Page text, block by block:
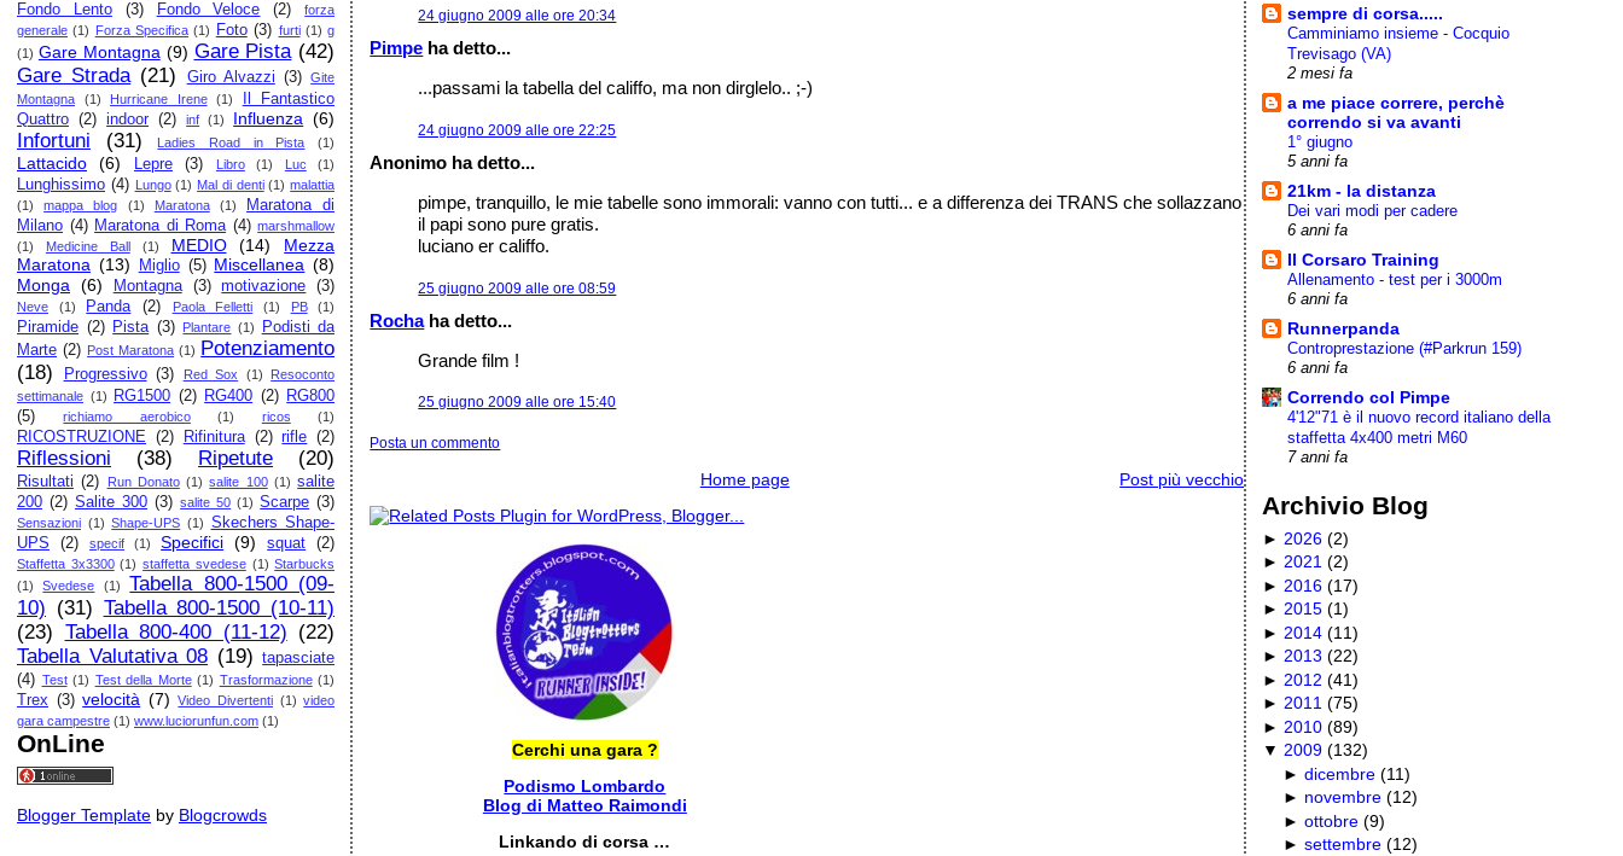
Fondo Lento (3) Fondo Veloce (2)
forza
generale (1) Forza Specifica (1) Foto (3) furti (1) g
(1) Gare Montagna (9) Gare Pista (42)
Gare Strada (21) Giro Alvazzi (3)
Gite
Montagna
(1) Hurricane Irene (1)
Il Fantastico
Quattro (2) indoor (2) inf (1) Influenza (6)
Infortuni (31) Ladies Road in Pista (1)
Lattacido (6) Lepre (3) Libro (1) Luc (1)
Lunghissimo (4) Lungo (1) Mal di denti (1) malattia
(1)
mappa blog (1) Maratona (1)
Maratona di
Milano (4) Maratona di Roma (4) marshmallow
(1)
Medicine Ball (1) MEDIO (14)
Mezza
Maratona (13) Miglio (5) Miscellanea (8)
Monga
(6) Montagna (3) motivazione (3)
Neve (1) Panda (2) Paola Felletti (1) PB (1)
Piramide (2) Pista (3) Plantare (1)
Podisti da
Marte (2) Post Maratona (1) Potenziamento
(18)
Progressivo (3) Red Sox (1)
Resoconto
settimanale (1) RG1500 (2) RG400 (2) RG800
(5)
richiamo aerobico (1) ricos (1)
RICOSTRUZIONE (2) Rifinitura (2) rifle (2)
Riflessioni (38) Ripetute (20)
Risultati (2) Run Donato (1) salite 100 (1) salite
200 (2) Salite 300 (3) salite 50 (1) Scarpe (3)
Sensazioni (1) Shape-UPS (1) Skechers Shape-
UPS
(2) specif (1) Specifici (9) squat (2)
Staffetta 3x3300 (1) staffetta svedese (1) Starbucks
(1)
Svedese (1)
Tabella 800-1500 (09-
10) (31) Tabella 800-1500 (10-11)
(23) Tabella 800-400 (11-12) (22)
Tabella Valutativa 08 (19) tapasciate
(4) Test (1) Test della Morte (1) Trasformazione (1)
Trex (3) velocità (7) Video Divertenti (1) video
gara campestre (1) www.luciorunfun.com (1)
OnLine
Blogger Template by Blogcrowds
24 giugno 2009 alle ore 20:34
Pimpe ha detto...
...passami la tabella del califfo, ma non dirglelo.. ;-)
24 giugno 2009 alle ore 22:25
Anonimo ha detto...
pimpe, tranquillo, le mie tabelle sono immorali: vanno con tutti... e a differenza dei TRANS che sollazzano
il papi sono pure gratis.
luciano er califfo.
25 giugno 2009 alle ore 08:59
Rochaha detto...
Grande film !
25 giugno 2009 alle ore 15:40
Posta un commento
Post più vecchio
Home page
Cerchi una gara ?
Podismo Lombardo
Blog di Matteo Raimondi
Linkando di corsa …
sempre di corsa.....
Camminiamo insieme - Cocquio
Trevisago (VA)
2 mesi fa
a me piace correre, perchè
correndo si va avanti
1° giugno
5 anni fa
21km - la distanza
Dei vari modi per cadere
6 anni fa
Il Corsaro Training
Allenamento - test per i 3000m
6 anni fa
Runnerpanda
Controprestazione (#Parkrun 159)
6 anni fa
Correndo col Pimpe
4'12"71 è il nuovo record italiano della
staffetta 4x400 metri M60
7 anni fa
Archivio Blog
► 2026 (2)
►2021 (2)
► 2016 (17)
►2015 (1)
► 2014 (11)
►2013 (22)
► 2012 (41)
►2011 (75)
► 2010 (89)
▼2009 (132)
►dicembre (11)
► novembre (12)
►ottobre (9)
►settembre (12)